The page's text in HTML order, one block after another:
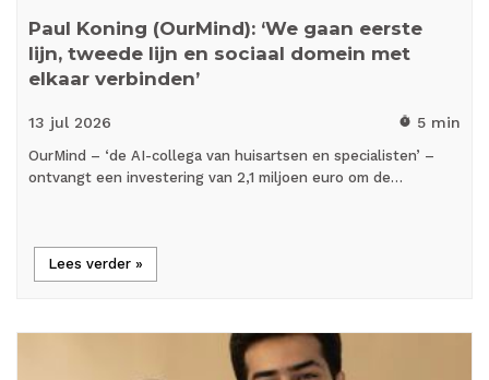
Paul Koning (OurMind): ‘We gaan eerste
lijn, tweede lijn en sociaal domein met
elkaar verbinden’
13 jul 2026 timer 5 min
OurMind – ‘de AI-collega van huisartsen en specialisten’ –
ontvangt een investering van 2,1 miljoen euro om de…
Lees verder »